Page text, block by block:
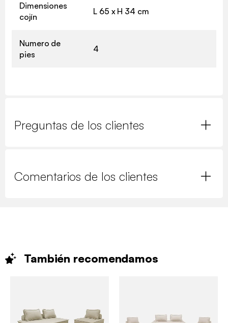
Dimensiones
cojín
L 65 x H 34 cm
Numero de
pies
4
Preguntas de los clientes
Comentarios de los clientes
También recomendamos